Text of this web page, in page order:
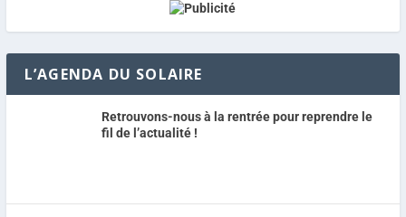
L’AGENDA DU SOLAIRE
Retrouvons-nous à la rentrée pour reprendre le
fil de l’actualité !